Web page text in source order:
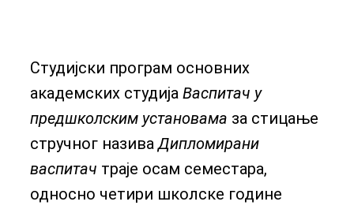
Студијски програм основних
академских студија Васпитач у
предшколским установама за стицање
стручног називаДипломирани
васпитач траје осам семестара,
односно четири школске године